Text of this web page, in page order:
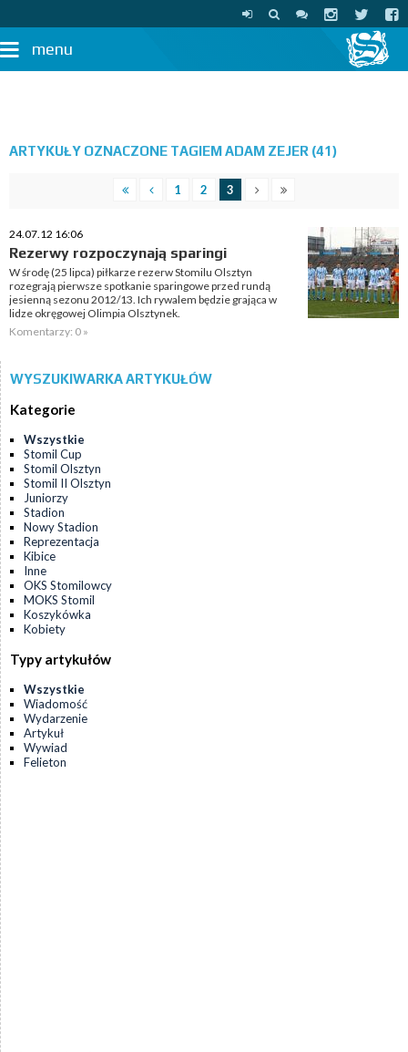
menu
ARTYKUŁY OZNACZONE TAGIEM ADAM ZEJER (41)
1 2 3
24.07.12 16:06
Rezerwy rozpoczynają sparingi
W środę (25 lipca) piłkarze rezerw Stomilu Olsztyn
rozegrają pierwsze spotkanie sparingowe przed rundą
jesienną sezonu 2012/13. Ich rywalem będzie grająca w
lidze okręgowej Olimpia Olsztynek.
Komentarzy: 0 »
WYSZUKIWARKA ARTYKUŁÓW
Kategorie
Wszystkie
Stomil Cup
Stomil Olsztyn
Stomil II Olsztyn
Juniorzy
Stadion
Nowy Stadion
Reprezentacja
Kibice
Inne
OKS Stomilowcy
MOKS Stomil
Koszykówka
Kobiety
Typy artykułów
Wszystkie
Wiadomość
Wydarzenie
Artykuł
Wywiad
Felieton